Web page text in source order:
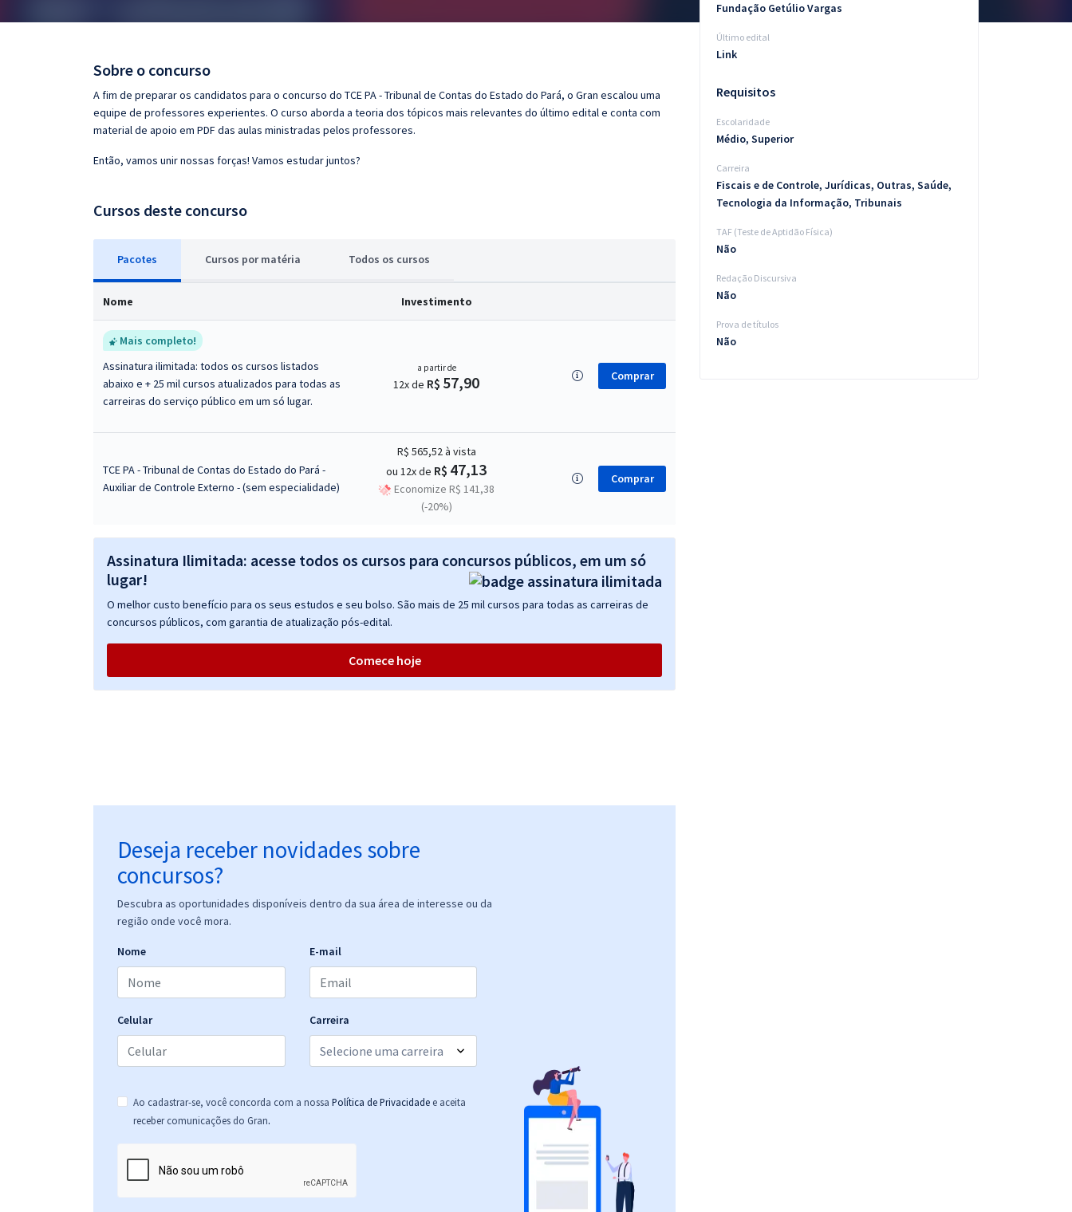
Questões grátis
Sobre o concurso
A fim de preparar os candidatos para o concurso do TCE PA - Tribunal de Contas do Estado do Pará, o Gran escalou uma
equipe de professores experientes. O curso aborda a teoria dos tópicos mais relevantes do último edital e conta com
material de apoio em PDF das aulas ministradas pelos professores.
Então, vamos unir nossas forças! Vamos estudar juntos?
Cursos deste concurso
Pacotes Cursos por matéria Todos os cursos
Nome Investimento
Mais completo!
Assinatura ilimitada: todos os cursos listados
abaixo e + 25 mil cursos atualizados para todas as
carreiras do serviço público em um só lugar.
a partir de
12x de R$ 57,90 Comprar
TCE PA - Tribunal de Contas do Estado do Pará -
Auxiliar de Controle Externo - (sem especialidade)
R$ 565,52à vista
ou 12x de R$ 47,13
Economize R$ 141,38
(-20%)
Comprar
Assinatura Ilimitada: acesse todos os cursos para concursos públicos, em um só
lugar!
O melhor custo benefício para os seus estudos e seu bolso. São mais de 25 mil cursos para todas as carreiras de
concursos públicos, com garantia de atualização pós-edital.
Comece hoje
Deseja receber novidades sobre
concursos?
Descubra as oportunidades disponíveis dentro da sua área de interesse ou da
região onde você mora.
Nome E-mail
Celular Carreira
Ao cadastrar-se, você concorda com a nossa Política de Privacidade e aceita
receber comunicações do Gran.
Fundação Getúlio Vargas
Último edital
Link
Requisitos
Escolaridade
Médio, Superior
Carreira
Fiscais e de Controle, Jurídicas, Outras, Saúde,
Tecnologia da Informação, Tribunais
TAF (Teste de Aptidão Física)
Não
Redação Discursiva
Não
Prova de títulos
Não